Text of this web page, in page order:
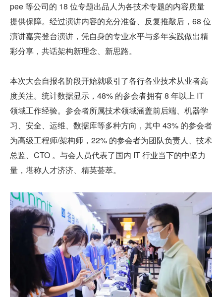
pee 等公司的 18 位专题出品人为各技术专题的内容质量
提供保障。经过演讲内容的充分准备、反复推敲后，68 位
演讲嘉宾登台演讲，凭自身的专业水平与多年实践做出精
彩分享，共话架构新理念、新思路。
本次大会自报名阶段开始就吸引了各行各业技术从业者高
度关注。统计数据显示，48% 的参会者拥有 8 年以上 IT
领域工作经验。参会者所属技术领域涵盖前后端、机器学
习、安全、运维、数据库等多种方向，其中 43% 的参会者
为高级工程师/架构师，22% 的参会者为团队负责人、技术
总监、CTO 。与会人员代表了国内 IT 行业当下的中坚力
量，堪称人才济济、精英荟萃。